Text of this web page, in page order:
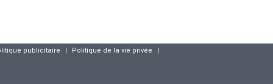
publicitaire | Politique de la vie privée |